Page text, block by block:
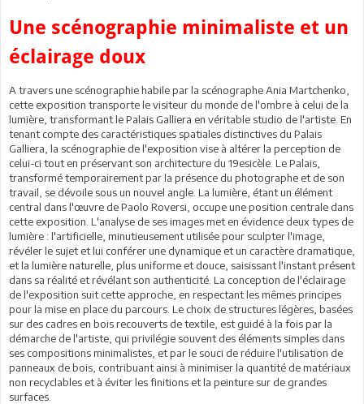
Une scénographie minimaliste et un
éclairage doux
A travers une scénographie habile par la scénographe Ania Martchenko,
cette exposition transporte le visiteur du monde de l'ombre à celui de la
lumière, transformant le Palais Galliera en véritable studio de l'artiste. En
tenant compte des caractéristiques spatiales distinctives du Palais
Galliera, la scénographie de l'exposition vise à altérer la perception de
celui-ci tout en préservant son architecture du 19esicèle. Le Palais,
transformé temporairement par la présence du photographe et de son
travail, se dévoile sous un nouvel angle. La lumière, étant un élément
central dans l'œuvre de Paolo Roversi, occupe une position centrale dans
cette exposition. L'analyse de ses images met en évidence deux types de
lumière : l'artificielle, minutieusement utilisée pour sculpter l'image,
révéler le sujet et lui conférer une dynamique et un caractère dramatique,
et la lumière naturelle, plus uniforme et douce, saisissant l'instant présent
dans sa réalité et révélant son authenticité. La conception de l'éclairage
de l'exposition suit cette approche, en respectant les mêmes principes
pour la mise en place du parcours. Le choix de structures légères, basées
sur des cadres en bois recouverts de textile, est guidé à la fois par la
démarche de l'artiste, qui privilégie souvent des éléments simples dans
ses compositions minimalistes, et par le souci de réduire l'utilisation de
panneaux de bois, contribuant ainsi à minimiser la quantité de matériaux
non recyclables et à éviter les finitions et la peinture sur de grandes
surfaces.